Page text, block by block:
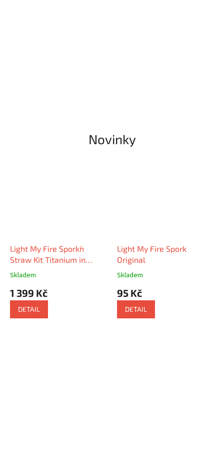
Novinky
Light My Fire Spork´n
Straw Kit Titanium in
Merinowool Case
Skladem
1 399 Kč
DETAIL
Light My Fire Spork
Original
Skladem
95 Kč
DETAIL